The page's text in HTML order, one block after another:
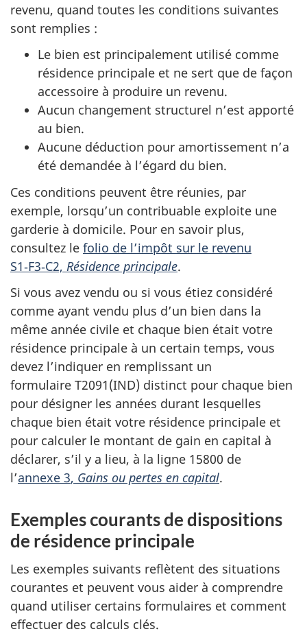
revenu, quand toutes les conditions suivantes
sont remplies :
Le bien est principalement utilisé comme
résidence principale et ne sert que de façon
accessoire à produire un revenu.
Aucun changement structurel n’est apporté
au bien.
Aucune déduction pour amortissement n’a
été demandée à l’égard du bien.
Ces conditions peuvent être réunies, par
exemple, lorsqu’un contribuable exploite une
garderie à domicile. Pour en savoir plus,
consultez le folio de l’impôt sur le revenu
S1‑F3‑C2, Résidence principale.
Si vous avez vendu ou si vous étiez considéré
comme ayant vendu plus d’un bien dans la
même année civile et chaque bien était votre
résidence principale à un certain temps, vous
devez l’indiquer en remplissant un
formulaire T2091(IND) distinct pour chaque bien
pour désigner les années durant lesquelles
chaque bien était votre résidence principale et
pour calculer le montant de gain en capital à
déclarer, s’il y a lieu, à la ligne 15800 de
l’annexe 3, Gains ou pertes en capital.
Exemples courants de dispositions
de résidence principale
Les exemples suivants reflètent des situations
courantes et peuvent vous aider à comprendre
quand utiliser certains formulaires et comment
effectuer des calculs clés.